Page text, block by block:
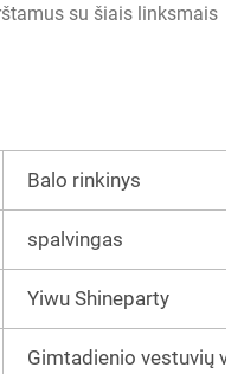
su šiais linksmais
Balo rinkinys
spalvingas
Yiwu Shineparty
Gimtadienio vestuvių